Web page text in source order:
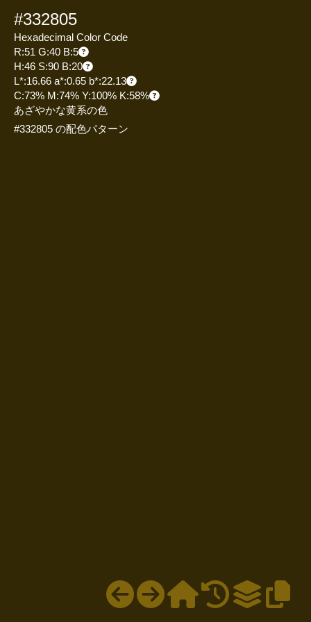
#332805
Hexadecimal Color Code
R:51 G:40 B:5
H:46 S:90 B:20
L*:16.66 a*:0.65 b*:22.13
C:73% M:74% Y:100% K:58%
あざやかな黄系の色
#332805 の配色パターン